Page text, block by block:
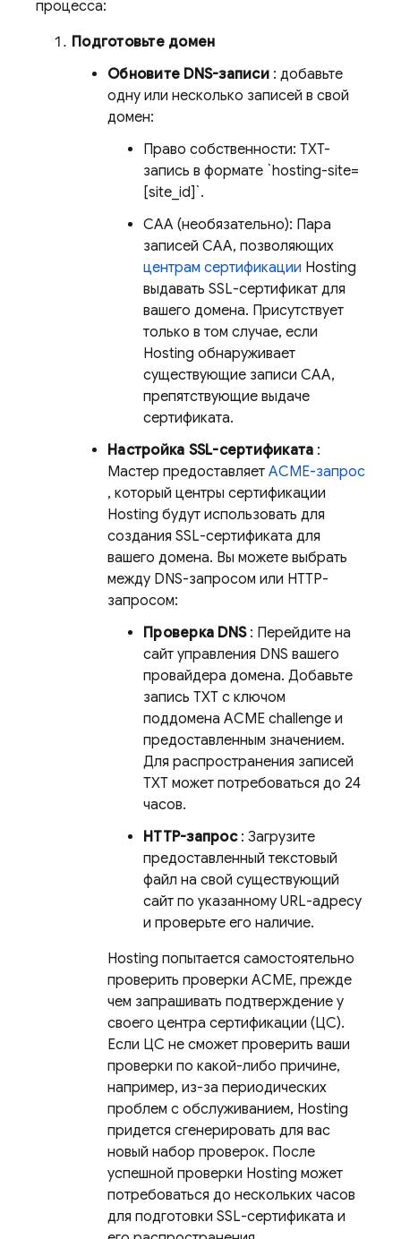
процесса:
Подготовьте домен
Обновите DNS-записи: добавьте
одну или несколько записей в свой
домен:
Право собственности: TXT-
запись в формате `hosting-site=
[site_id]`.
CAA (необязательно): Пара
записей CAA, позволяющих
центрам сертификации Hosting
выдавать SSL-сертификат для
вашего домена. Присутствует
только в том случае, если
Hosting обнаруживает
существующие записи CAA,
препятствующие выдаче
сертификата.
Настройка SSL-сертификата :
Мастер предоставляет ACME-запрос
, который центры сертификации
Hosting будут использовать для
создания SSL-сертификата для
вашего домена. Вы можете выбрать
между DNS-запросом или HTTP-
запросом:
Проверка DNS: Перейдите на
сайт управления DNS вашего
провайдера домена. Добавьте
запись TXT с ключом
поддомена ACME challenge и
предоставленным значением.
Для распространения записей
TXT может потребоваться до 24
часов.
HTTP-запрос: Загрузите
предоставленный текстовый
файл на свой существующий
сайт по указанному URL-адресу
и проверьте его наличие.
Hosting попытается самостоятельно
проверить проверки ACME, прежде
чем запрашивать подтверждение у
своего центра сертификации (ЦС).
Если ЦС не сможет проверить ваши
проверки по какой-либо причине,
например, из-за периодических
проблем с обслуживанием, Hosting
придется сгенерировать для вас
новый набор проверок. После
успешной проверки Hosting может
потребоваться до нескольких часов
для подготовки SSL-сертификата и